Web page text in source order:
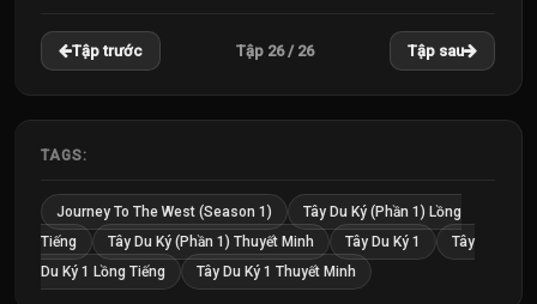
22
Tập
Tập
24
Tập
25
26
Tập trước Tập 26 / 26 Tập sau
TAGS:
Journey To The West (Season 1)
Tây Du Ký (Phần 1) Lồng
Tiếng
Tây Du Ký (Phần 1) Thuyết Minh Tây Du Ký 1
Tây
Du Ký 1 Lồng Tiếng
Tây Du Ký 1 Thuyết Minh